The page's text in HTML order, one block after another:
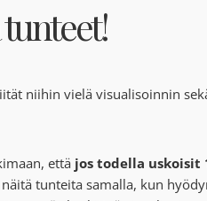
niihin vielä visualisoinnin
että jos todella uskoisit
tunteita samalla, kun